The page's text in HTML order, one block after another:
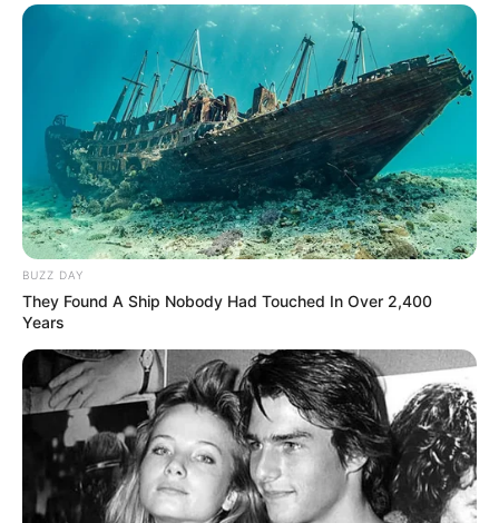
BUZZ DAY
They Found A Ship Nobody Had Touched In Over 2,400
Years